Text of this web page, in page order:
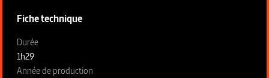
Fiche technique
Fiche technique section gauche
Durée
1h29
Année de production